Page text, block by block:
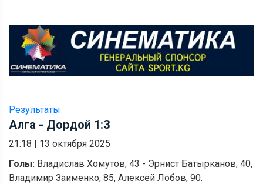
Результаты
Алга - Дордой 1:3
21:18 | 13 октября 2025
Голы: Владислав Хомутов, 43 - Эрнист Батырканов, 40,
Владимир Заименко, 85, Алексей Лобов, 90.